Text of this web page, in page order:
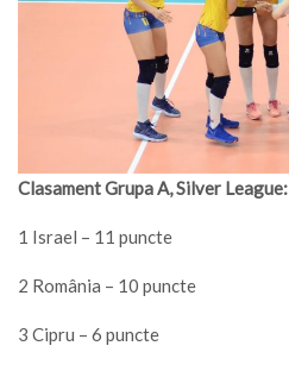
Clasament Grupa A, Silver League:
1 Israel – 11 puncte
2 România – 10 puncte
3 Cipru – 6 puncte